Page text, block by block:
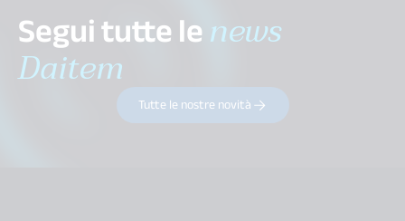
Segui tutte lenews
Daitem
Tutte le nostre novità